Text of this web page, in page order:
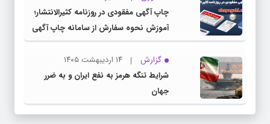
چاپ آگهی مفقودی در روزنامه کثیرالانتشار؛
آموزش نحوه سفارش از سامانه چاپ آگهی
دات کام
گزارش
۱۴ اردیبهشت ۱۴۰۵
شرایط تنگه هرمز به نفع ایران و به ضرر
جهان